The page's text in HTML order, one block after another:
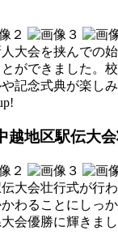
大会を挟んでの
ができました。
記念式典が楽しみ
越地区駅伝大
大会壮行式が行
わることにしっ
会優勝に輝きま